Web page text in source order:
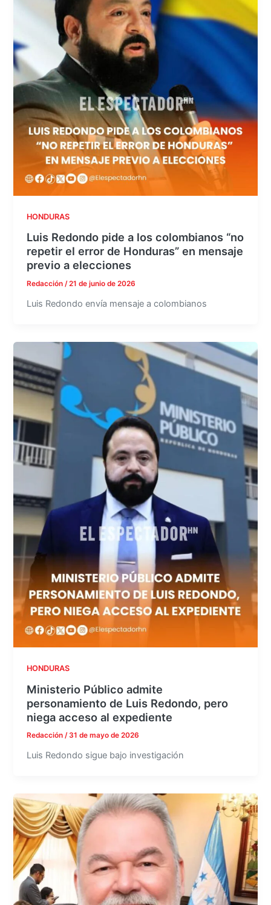
HONDURAS
Luis Redondo pide a los colombianos “no
repetir el error de Honduras” en mensaje
previo a elecciones
Redacción/21 de junio de 2026
Luis Redondo envía mensaje a colombianos
HONDURAS
Ministerio Público admite
personamiento de Luis Redondo, pero
niega acceso al expediente
Redacción/ 31 de mayo de 2026
Luis Redondo sigue bajo investigación